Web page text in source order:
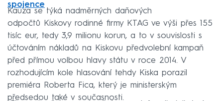
spojence
Kauza se týká nadměrných daňových
odpočtů Kiskovy rodinné firmy KTAG ve výši přes 155
tisíc eur, tedy 3,9 milionu korun, a to v souvislosti s
účtováním nákladů na Kiskovu předvolební kampaň
před přímou volbou hlavy státu v roce 2014. V
rozhodujícím kole hlasování tehdy Kiska porazil
premiéra Roberta Fica, který je ministerským
předsedou také v současnosti.